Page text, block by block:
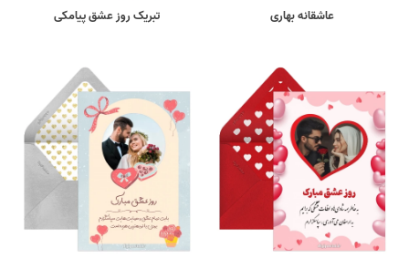
عاشقانه بهاری تبریک روز عشق پیامکی